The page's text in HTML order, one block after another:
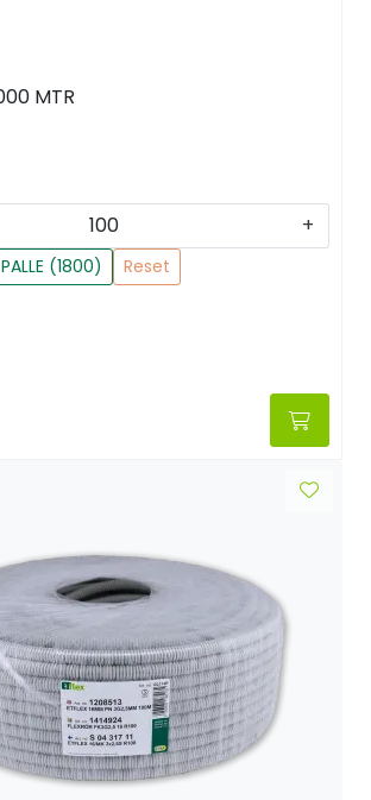
MTR
+
PALLE (1800) Reset